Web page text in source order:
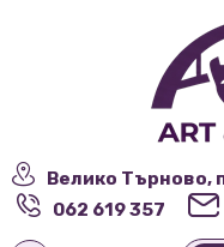
Велико Търново,
062 619 357